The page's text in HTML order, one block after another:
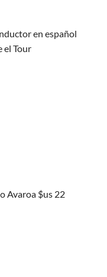
en español
el Tour
Avaroa $us 22